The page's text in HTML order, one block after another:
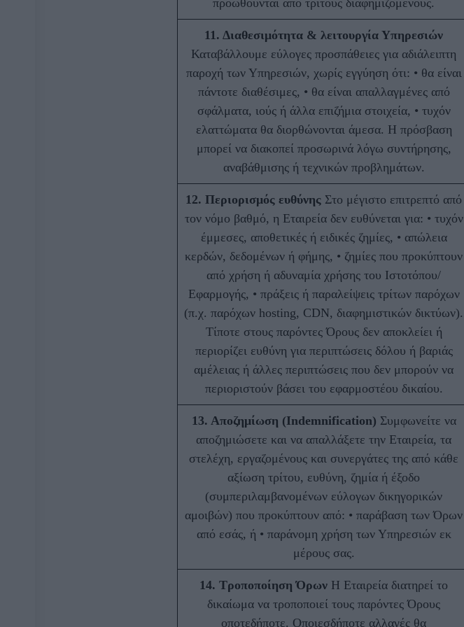
11. Διαθεσιμότητα & λειτουργία Υπηρεσιών
Καταβάλλουμε εύλογες προσπάθειες για αδιάλειπτη
παροχή των Υπηρεσιών, χωρίς εγγύηση ότι: • θα είναι
πάντοτε διαθέσιμες, • θα είναι απαλλαγμένες από
σφάλματα, ιούς ή άλλα επιζήμια στοιχεία, • τυχόν
ελαττώματα θα διορθώνονται άμεσα. Η πρόσβαση
μπορεί να διακοπεί προσωρινά λόγω συντήρησης,
αναβάθμισης ή τεχνικών προβλημάτων.
12. Περιορισμός ευθύνης Στο μέγιστο επιτρεπτό από
τον νόμο βαθμό, η Εταιρεία δεν ευθύνεται για: • τυχόν
έμμεσες, αποθετικές ή ειδικές ζημίες, • απώλεια
κερδών, δεδομένων ή φήμης, • ζημίες που προκύπτουν
από χρήση ή αδυναμία χρήσης του Ιστοτόπου/
Εφαρμογής, • πράξεις ή παραλείψεις τρίτων παρόχων
(π.χ. παρόχων hosting, CDN, διαφημιστικών δικτύων).
Τίποτε στους παρόντες Όρους δεν αποκλείει ή
περιορίζει ευθύνη για περιπτώσεις δόλου ή βαριάς
αμέλειας ή άλλες περιπτώσεις που δεν μπορούν να
περιοριστούν βάσει του εφαρμοστέου δικαίου.
13. Αποζημίωση (Indemnification) Συμφωνείτε να
αποζημιώσετε και να απαλλάξετε την Εταιρεία, τα
στελέχη, εργαζομένους και συνεργάτες της από κάθε
αξίωση τρίτου, ευθύνη, ζημία ή έξοδο
(συμπεριλαμβανομένων εύλογων δικηγορικών
αμοιβών) που προκύπτουν από: • παράβαση των Όρων
από εσάς, ή • παράνομη χρήση των Υπηρεσιών εκ
μέρους σας.
14. Τροποποίηση Όρων Η Εταιρεία διατηρεί το
δικαίωμα να τροποποιεί τους παρόντες Όρους
οποτεδήποτε. Οποιεσδήποτε αλλαγές θα